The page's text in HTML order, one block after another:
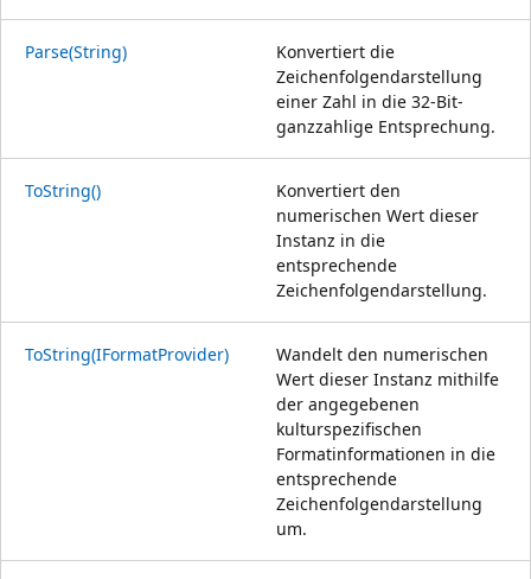
Parse(String)
Konvertiert die
Zeichenfolgendarstellung
einer Zahl in die 32-Bit-
ganzzahlige Entsprechung.
ToString()
Konvertiert den
numerischen Wert dieser
Instanz in die
entsprechende
Zeichenfolgendarstellung.
ToString(IFormatProvider)
Wandelt den numerischen
Wert dieser Instanz mithilfe
der angegebenen
kulturspezifischen
Formatinformationen in die
entsprechende
Zeichenfolgendarstellung
um.